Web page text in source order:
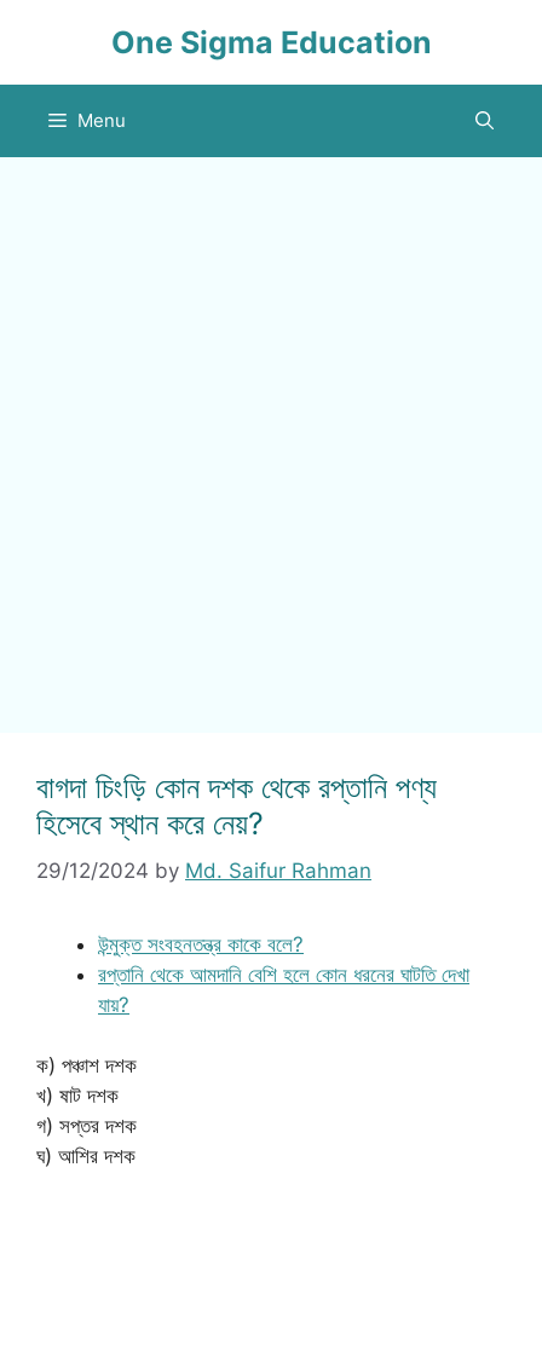
One Sigma Education
Menu
বাগদা চিংড়ি কোন দশক থেকে রপ্তানি পণ্য
হিসেবে স্থান করে নেয়?
29/12/2024 by Md. Saifur Rahman
উন্মুক্ত সংবহনতন্ত্র কাকে বলে?
রপ্তানি থেকে আমদানি বেশি হলে কোন ধরনের ঘাটতি দেখা
যায়?
ক) পঞ্চাশ দশক
খ) ষাট দশক
গ) সপ্তর দশক
ঘ) আশির দশক